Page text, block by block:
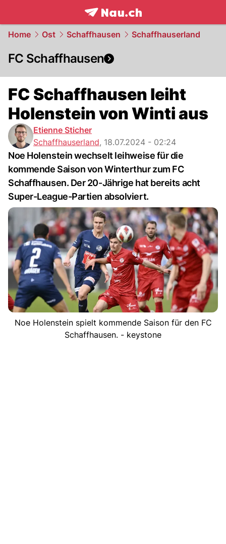
frontpage.NAU.ch
Home Ost Schaffhausen Schaffhauserland
FC Schaffhausen
FC Schaffhausen leiht
Holenstein von Winti aus
Etienne Sticher
Schaffhauserland, 18.07.2024 - 02:24
Noe Holenstein wechselt leihweise für die
kommende Saison von Winterthur zum FC
Schaffhausen. Der 20-Jährige hat bereits acht
Super-League-Partien absolviert.
Noe Holenstein spielt kommende Saison für den FC
Schaffhausen. - keystone